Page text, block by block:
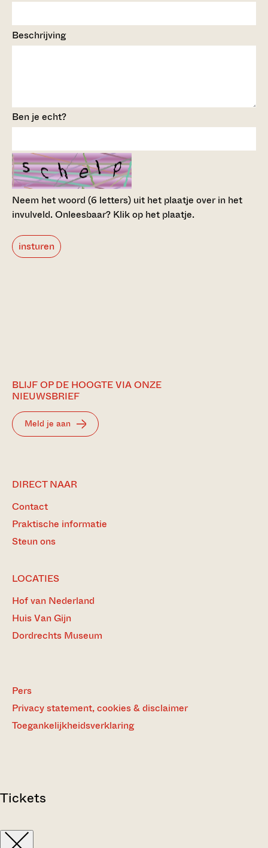
Beschrijving
Ben je echt?
Neem het woord (6 letters) uit het plaatje over in het
invulveld.Onleesbaar? Klik op het plaatje.
insturen
BLIJF OP DE HOOGTE VIA ONZE
NIEUWSBRIEF
Meld je aan
DIRECT NAAR
Contact
Praktische informatie
Steun ons
LOCATIES
Hof van Nederland
Huis Van Gijn
Dordrechts Museum
Pers
Privacy statement, cookies & disclaimer
Toegankelijkheidsverklaring
Tickets